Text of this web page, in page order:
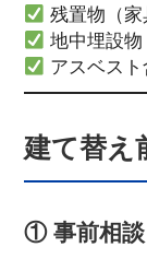
残置物（
地中埋設
アスベス
建て替え
① 事前相談